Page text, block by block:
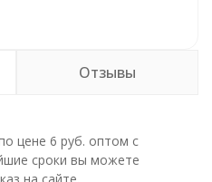
Отзывы
цене 6 руб. оптом с
сроки вы можете